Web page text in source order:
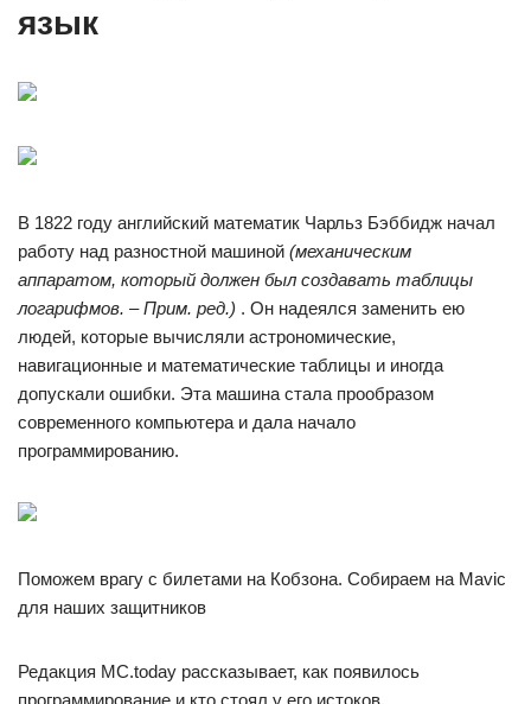
язык
В 1822 году английский математик Чарльз Бэббидж начал
работу над разностной машиной (механическим
аппаратом, который должен был создавать таблицы
логарифмов. – Прим. ред.) . Он надеялся заменить ею
людей, которые вычисляли астрономические,
навигационные и математические таблицы и иногда
допускали ошибки. Эта машина стала прообразом
современного компьютера и дала начало
программированию.
Поможем врагу с билетами на Кобзона. Собираем на Mavic
для наших защитников
Редакция MC.today рассказывает, как появилось
программирование и кто стоял у его истоков.